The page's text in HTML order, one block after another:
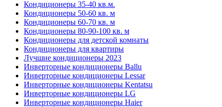
Кондиционеры 35-40 кв.м.
Кондиционеры 50-60 кв. м
Кондиционеры 60-70 кв. м
Кондиционеры 80-90-100 кв. м
Кондиционеры для детской комнаты
Кондиционеры для квартиры
Лучшие кондиционеры 2023
Инверторные кондиционеры Ballu
Инверторные кондиционеры Lessar
Инверторные кондиционеры Kentatsu
Инверторные кондиционеры LG
Инверторные кондиционеры Haier